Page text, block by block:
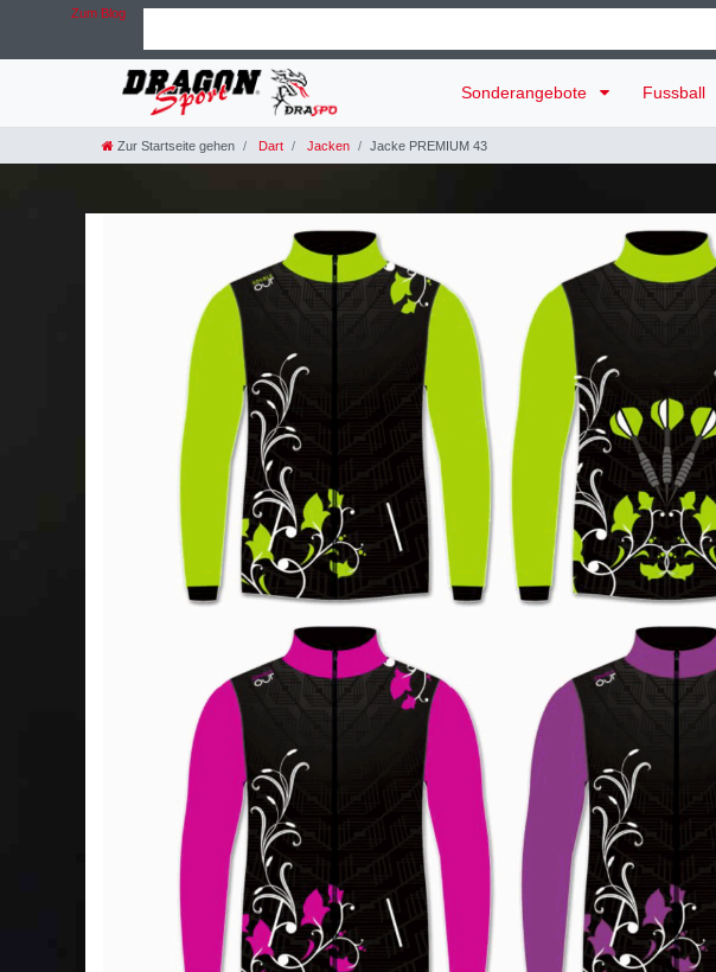
Zum Blog
Sonderangebote Fussball
Zur Startseite gehen Dart Jacken Jacke PREMIUM 43